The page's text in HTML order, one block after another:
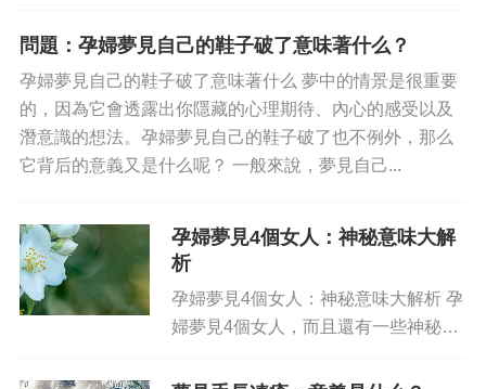
義，孕婦夢見外面打雷下雨，也蘊含著
未來的一幕幕畫面，有些夢境...
問題：孕婦夢見自己的鞋子破了意味著什么？
孕婦夢見自己的鞋子破了意味著什么 夢中的情景是很重要
的，因為它會透露出你隱藏的心理期待、內心的感受以及
潛意識的想法。孕婦夢見自己的鞋子破了也不例外，那么
它背后的意義又是什么呢？ 一般來說，夢見自己...
孕婦夢見4個女人：神秘意味大解
析
孕婦夢見4個女人：神秘意味大解析 孕
婦夢見4個女人，而且還有一些神秘的
信息，但是這些信息普遍被人忽略。如